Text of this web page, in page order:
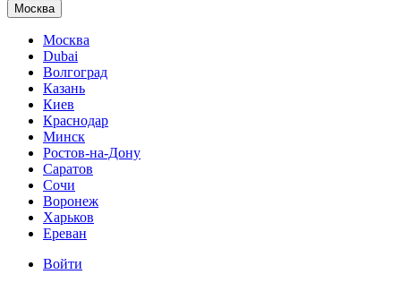
Москва
Москва
Dubai
Волгоград
Казань
Киев
Краснодар
Минск
Ростов-на-Дону
Саратов
Сочи
Воронеж
Харьков
Ереван
Войти